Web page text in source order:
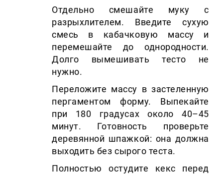
Отдельно смешайте муку с
разрыхлителем. Введите сухую
смесь в кабачковую массу и
перемешайте до однородности.
Долго вымешивать тесто не
нужно.
Переложите массу в застеленную
пергаментом форму. Выпекайте
при 180 градусах около 40–45
минут. Готовность проверьте
деревянной шпажкой: она должна
выходить без сырого теста.
Полностью остудите кекс перед